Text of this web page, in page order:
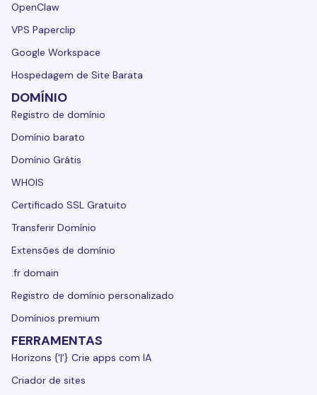
OpenClaw
VPS Paperclip
Google Workspace
Hospedagem de Site Barata
DOMÍNIO
Registro de domínio
Domínio barato
Domínio Grátis
WHOIS
Certificado SSL Gratuito
Transferir Domínio
Extensões de domínio
.fr domain
Registro de domínio personalizado
Domínios premium
FERRAMENTAS
Horizons {'|'} Crie apps com IA
Criador de sites